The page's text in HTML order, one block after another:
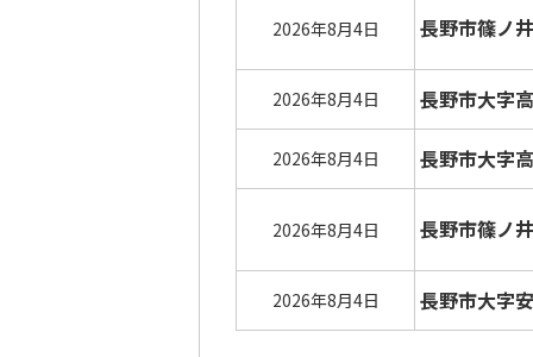
2026年8月4日 長野市篠ノ
2026年8月4日 長野市大字
2026年8月4日 長野市大字
2026年8月4日 長野市篠ノ
2026年8月4日 長野市大字